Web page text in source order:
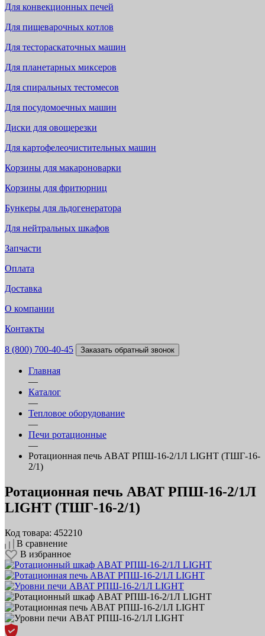
Для конвекционных печей
Для пищеварочных котлов
Для тестораскаточных машин
Для планетарных миксеров
Для спиральных тестомесов
Для посудомоечных машин
Диски для овощерезки
Для картофелеочистительных машин
Корзины для макароноварки
Корзины для фритюрниц
Бункеры для льдогенератора
Для нейтральных шкафов
Запчасти
Оплата
Доставка
О компании
Контакты
8 (800) 700-40-45 Заказать обратный звонок
Главная
—
Каталог
—
Тепловое оборудование
—
Печи ротационные
—
Ротационная печь ABAT РПШ-16-2/1Л LIGHT (ТШГ-16-
2/1)
Ротационная печь ABAT РПШ-16-2/1Л
LIGHT (ТШГ-16-2/1)
Код товара: 452210
В сравнение
В избранное